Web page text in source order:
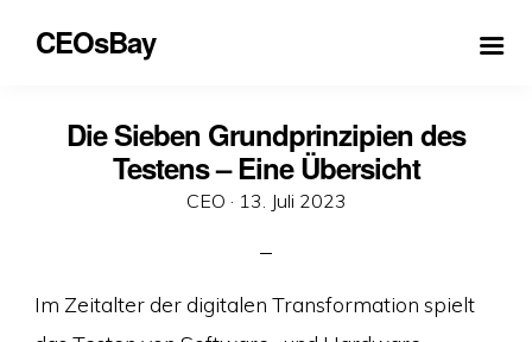
CEOsBay
Die Sieben Grundprinzipien des
Testens – Eine Übersicht
CEO · Veröffentlicht
13. Juli 2023
Im Zeitalter der digitalen Transformation spielt